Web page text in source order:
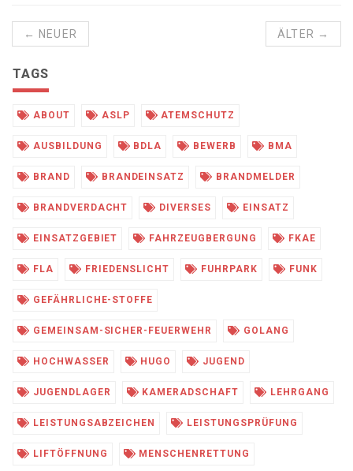
← NEUER ÄLTER →
TAGS
ABOUT ASLP ATEMSCHUTZ
AUSBILDUNG BDLA BEWERB BMA
BRAND BRANDEINSATZ BRANDMELDER
BRANDVERDACHT DIVERSES EINSATZ
EINSATZGEBIET FAHRZEUGBERGUNG FKAE
FLA FRIEDENSLICHT FUHRPARK FUNK
GEFÄHRLICHE-STOFFE
GEMEINSAM-SICHER-FEUERWEHR GOLANG
HOCHWASSER HUGO JUGEND
JUGENDLAGER KAMERADSCHAFT LEHRGANG
LEISTUNGSABZEICHEN LEISTUNGSPRÜFUNG
LIFTÖFFNUNG MENSCHENRETTUNG